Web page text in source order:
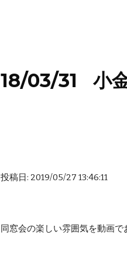
18/03/31   小
投稿日: 2019/05/27 13:46:11
同窓会の楽しい雰囲気を動画で